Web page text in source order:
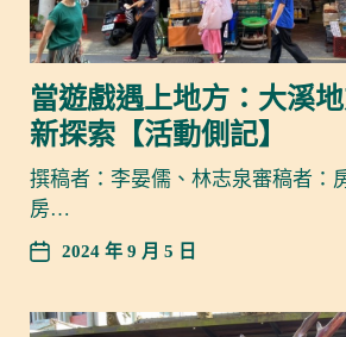
當遊戲遇上地方：大溪
新探索【活動側記】
撰稿者：李晏儒、林志泉審稿者：
房…
2024 年 9 月 5 日